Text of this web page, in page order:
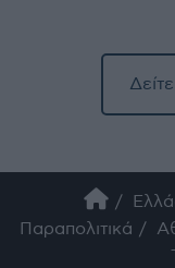
Παραπολιτικά